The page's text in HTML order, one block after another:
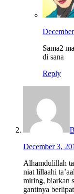
Sama2
di sana
Reply
December 3,
Alhamdulillah
niat lillaahi
miring, biarkan
gantinya